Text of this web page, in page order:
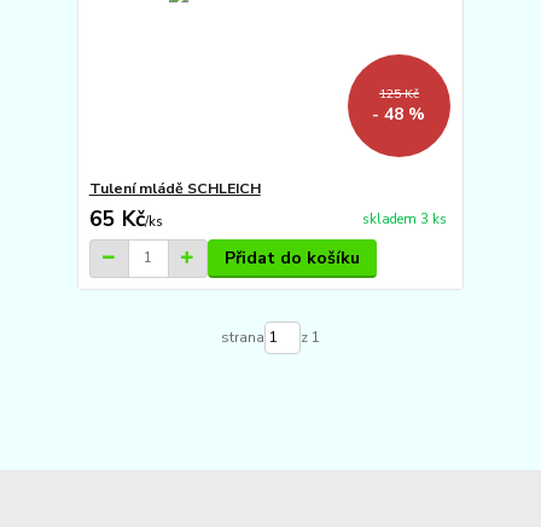
125 Kč
- 48 %
Tulení mládě SCHLEICH
65 Kč/ks skladem 3 ks
Přidat do košíku
strana z 1